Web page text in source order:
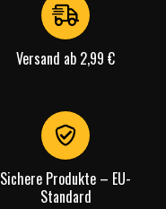
Versand ab 2,99 €
Sichere Produkte – EU-
Standard